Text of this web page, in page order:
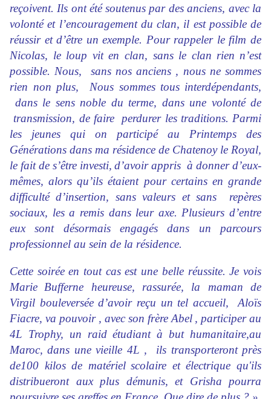
reçoivent. Ils ont été soutenus par des anciens, avec la
volonté et l’encouragement du clan, il est possible de
réussir et d’être un exemple. Pour rappeler le film de
Nicolas, le loup vit en clan, sans le clan rien n’est
possible. Nous, sans nos anciens , nous ne sommes
rien non plus, Nous sommes tous interdépendants,
dans le sens noble du terme, dans une volonté de
transmission, de faire perdurer les traditions. Parmi
les jeunes qui on participé au Printemps des
Générations dans ma résidence de Chatenoy le Royal,
le fait de s’être investi, d’avoir appris à donner d’eux-
mêmes, alors qu’ils étaient pour certains en grande
difficulté d’insertion, sans valeurs et sans repères
sociaux, les a remis dans leur axe. Plusieurs d’entre
eux sont désormais engagés dans un parcours
professionnel au sein de la résidence.
Cette soirée en tout cas est une belle réussite. Je vois
Marie Bufferne heureuse, rassurée, la maman de
Virgil bouleversée d’avoir reçu un tel accueil, Aloïs
Fiacre, va pouvoir , avec son frère Abel , participer au
4L Trophy, un raid étudiant à but humanitaire,au
Maroc, dans une vieille 4L , ils transporteront près
de100 kilos de matériel scolaire et électrique qu'ils
distribueront aux plus démunis, et Grisha pourra